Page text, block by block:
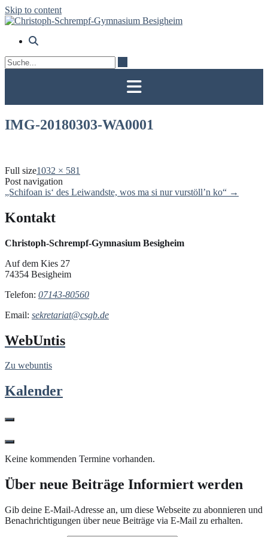
Skip to content
IMG-20180303-WA0001
Full size1032 × 581
Post navigation
„Schifoan is‘ des Leiwandste, wos ma si nur vurstöll’n ko“ →
Kontakt
Christoph-Schrempf-Gymnasium Besigheim
Auf dem Kies 27
74354 Besigheim
Telefon: 07143-80560
Email: sekretariat@csgb.de
WebUntis
Zu webuntis
Kalender
Keine kommenden Termine vorhanden.
Über neue Beiträge Informiert werden
Gib deine E-Mail-Adresse an, um diese Webseite zu abonnieren und
Benachrichtigungen über neue Beiträge via E-Mail zu erhalten.